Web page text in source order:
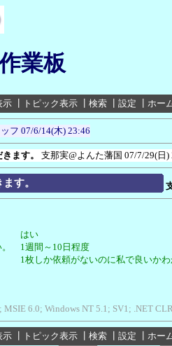
業板
示 トピック表示 検索 設定 ホー
フ 07/6/14(木) 23:46
ます。 支那実@よんた藩国 07/7/29(日)
す。
はい
。 1週間～10日程度
いのに私で良いかわかり
6.0; Windows NT 5.1; SV1; .NET
示 トピック表示 検索 設定
ホー